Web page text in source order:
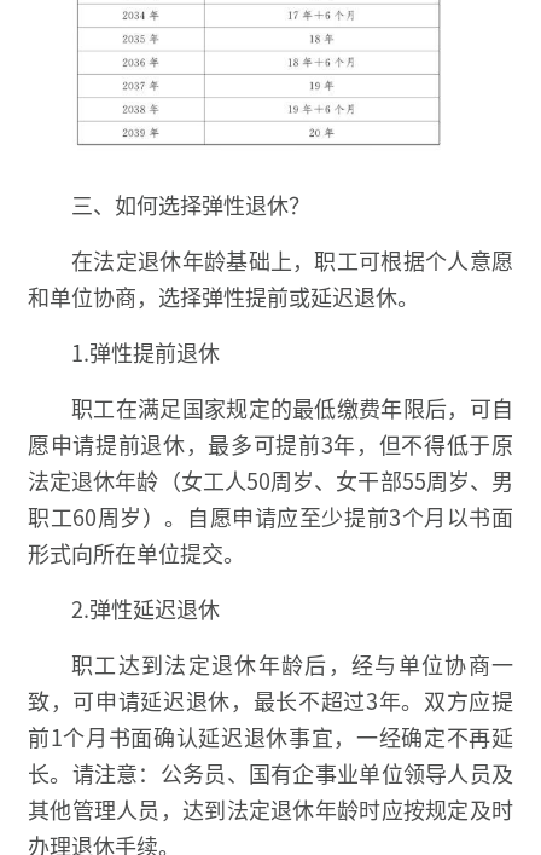
三、如何选择弹性退休？
在法定退休年龄基础上，职工可根据个人意愿
和单位协商，选择弹性提前或延迟退休。
1.弹性提前退休
职工在满足国家规定的最低缴费年限后，可自
愿申请提前退休，最多可提前3年，但不得低于原
法定退休年龄（女工人50周岁、女干部55周岁、男
职工60周岁）。自愿申请应至少提前3个月以书面
形式向所在单位提交。
2.弹性延迟退休
职工达到法定退休年龄后，经与单位协商一
致，可申请延迟退休，最长不超过3年。双方应提
前1个月书面确认延迟退休事宜，一经确定不再延
长。请注意：公务员、国有企事业单位领导人员及
其他管理人员，达到法定退休年龄时应按规定及时
办理退休手续。